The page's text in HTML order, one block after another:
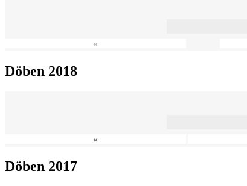
«
Döben 2018
«
Döben 2017